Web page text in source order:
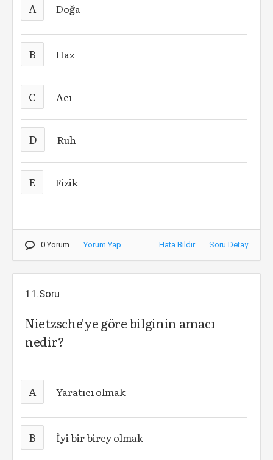
A Doğa
B Haz
C Acı
D Ruh
E Fizik
0 Yorum Yorum Yap Hata Bildir Soru Detay
11.Soru
Nietzsche'ye göre bilginin amacı
nedir?
A Yaratıcı olmak
B İyi bir birey olmak